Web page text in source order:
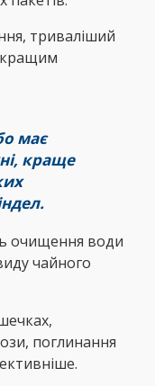
триваліший
кращим
має
краще
очищення води
чайного
поглинання